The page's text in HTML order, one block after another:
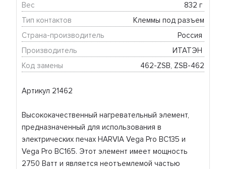
Артикул 21462
Высококачественный нагревательный элемент,
предназначенный для использования в
электрических печах HARVIA Vega Pro BC135 и
Vega Pro BC165. Этот элемент имеет мощность
2750 Ватт и является неотъемлемой частью
Вес
832 г
Тип контактов
Клеммы под разъем
Страна-производитель
Россия
Производитель
ИТАТЭН
Код замены
462-ZSB, ZSB-462